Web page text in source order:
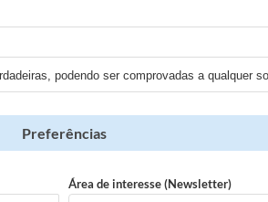
podendo ser comprovadas a qualquer
Preferências
Área de interesse (Newsletter)